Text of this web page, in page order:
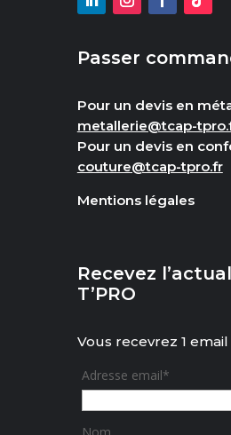
Passer
Pour un devis en
metallerie@tcap-
Pour un devis en
couture@tcap-tpro.fr
Mentions légales
Recevez
T’PRO
Vous recevrez 1
Adresse email*